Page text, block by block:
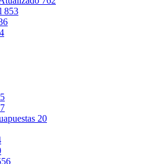
853
20